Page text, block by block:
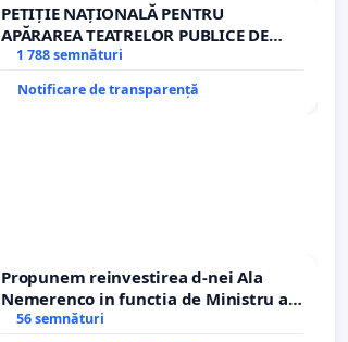
PETIȚIE NAȚIONALĂ PENTRU
APĂRAREA TEATRELOR PUBLICE DE
REPERTORIU DIN ROMÂNIA
1 788 semnături
Notificare de transparență
Propunem reinvestirea d-nei Ala
Nemerenco in functia de Ministru al
Sanatatii
56 semnături